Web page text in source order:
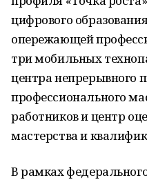
цифрового
опережающей
три мобильных
центра непрерывного
профессионального
работников и центр
мастерства и
В рамках